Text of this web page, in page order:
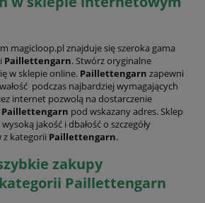
magicloop.pl znajduje się szeroka gama
Paillettengarn. Stwórz oryginalne
w sklepie online. Paillettengarn zapewni
podczas najbardziej wymagających
internet pozwolą na dostarczenie
Paillettengarn pod wskazany adres. Sklep
jakość i dbałość o szczegóły
kategorii Paillettengarn.
zakupy
Paillettengarn